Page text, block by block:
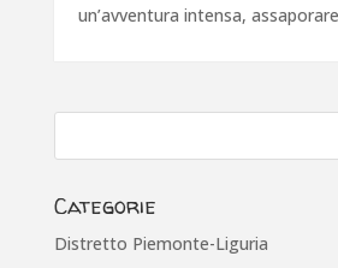
un’avventura intensa,
Categorie
Distretto Piemonte-Liguria